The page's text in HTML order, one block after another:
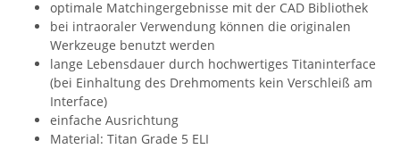
optimale Matchingergebnisse mit der CAD Bibliothek
bei intraoraler Verwendung können die originalen
Werkzeuge benutzt werden
lange Lebensdauer durch hochwertiges Titaninterface
(bei Einhaltung des Drehmoments kein Verschleiß am
Interface)
einfache Ausrichtung
Material: Titan Grade 5 ELI